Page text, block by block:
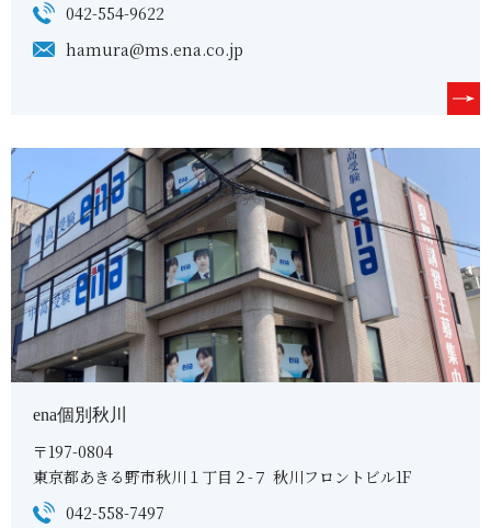
042-554-9622
hamura@ms.ena.co.jp
ena個別秋川
〒197-0804
東京都あきる野市秋川１丁目２-７ 秋川フロントビル1F
042-558-7497